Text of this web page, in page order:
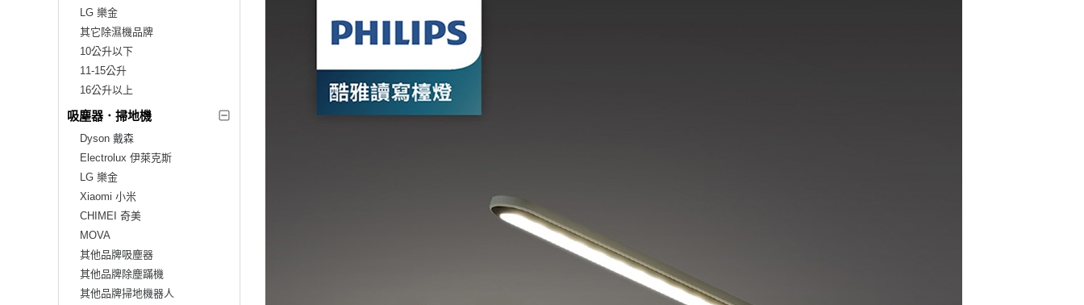
LG 樂金
其它除濕機品牌
10公升以下
11-15公升
16公升以上
吸塵器．掃地機
Dyson 戴森
Electrolux 伊萊克斯
LG 樂金
Xiaomi 小米
CHIMEI 奇美
MOVA
其他品牌吸塵器
其他品牌除塵蹣機
其他品牌掃地機器人